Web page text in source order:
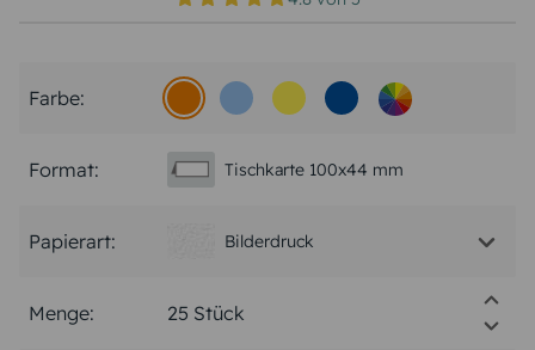
Farbe:
Format: Tischkarte 100x44 mm
Papierart: Bilderdruck
Menge: